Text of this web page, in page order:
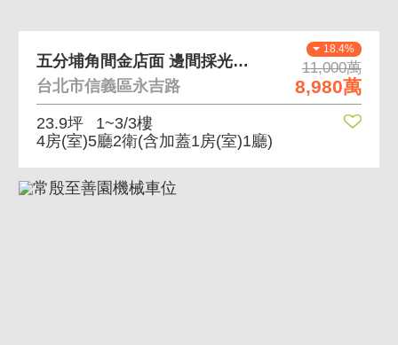
18.4%
11,000萬
8,980萬
五分埔角間金店面 邊間採光通風好，生活機能佳
台北市信義區永吉路
23.9坪
1~3/3樓
4房(室)5廳2衛(含加蓋1房(室)1廳)